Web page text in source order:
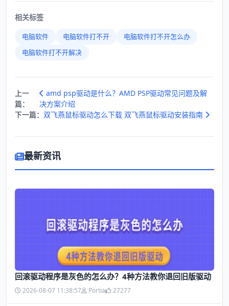
相关标签
电脑软件 电脑软件打不开
电脑软件打不开怎么办
电脑软件打不开解决
上一
篇：
amd psp驱动是什么？AMD PSP驱动常见问题及解
决方案介绍
下一篇： 双飞燕鼠标驱动怎么下载 双飞燕鼠标驱动安装指南
最新资讯
回滚驱动程序是灰色的怎么办？4种方法教你退回旧版驱动
2026-08-07 11:38:57 Portia 27277